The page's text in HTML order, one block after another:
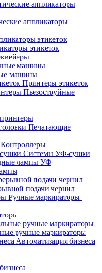
аппликаторы
этикеток
машины
Принтеры этикеток
Пьезоструйные
Печатающие
Контроллеры
Системы УФ-сушки
УФ
подачи чернил
Ручные маркираторы
ручные маркираторы
Автоматизация бизнеса